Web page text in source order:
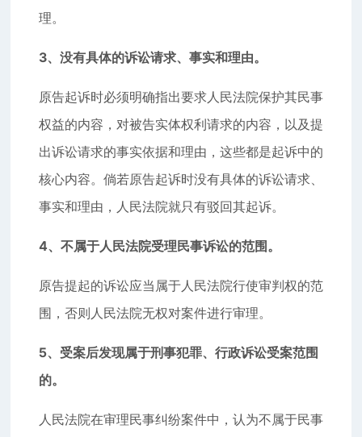
理。
3、没有具体的诉讼请求、事实和理由。
原告起诉时必须明确指出要求人民法院保护其民事
权益的内容，对被告实体权利请求的内容，以及提
出诉讼请求的事实依据和理由，这些都是起诉中的
核心内容。倘若原告起诉时没有具体的诉讼请求、
事实和理由，人民法院就只有驳回其起诉。
4、不属于人民法院受理民事诉讼的范围。
原告提起的诉讼应当属于人民法院行使审判权的范
围，否则人民法院无权对案件进行审理。
5、受案后发现属于刑事犯罪、行政诉讼受案范围
的。
人民法院在审理民事纠纷案件中，认为不属于民事